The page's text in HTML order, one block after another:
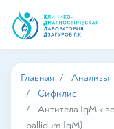
Главная Анализы
Сифилис
Антитела IgM к
pallidum IgM)